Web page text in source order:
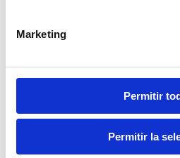
Marketing
Permitir
Permitir la